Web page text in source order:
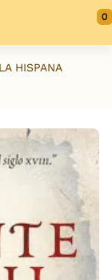
0
HISPANA